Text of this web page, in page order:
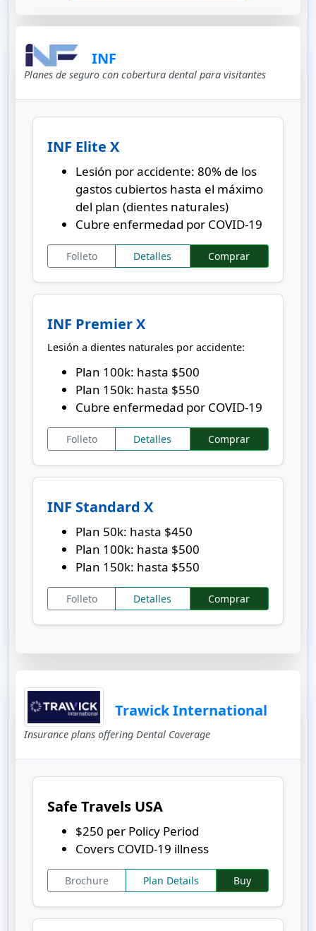
INF
Planes de seguro con cobertura dental para visitantes
INF Elite X
Lesión por accidente: 80% de los
gastos cubiertos hasta el máximo
del plan (dientes naturales)
Cubre enfermedad por COVID-19
Folleto Detalles Comprar
INF Premier X
Lesión a dientes naturales por accidente:
Plan 100k: hasta $500
Plan 150k: hasta $550
Cubre enfermedad por COVID-19
Folleto Detalles Comprar
INF Standard X
Plan 50k: hasta $450
Plan 100k: hasta $500
Plan 150k: hasta $550
Folleto Detalles Comprar
Trawick International
Insurance plans offering Dental Coverage
Safe Travels USA
$250 per Policy Period
Covers COVID-19 illness
Brochure Plan Details Buy